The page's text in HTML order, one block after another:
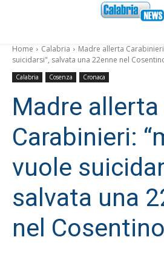
Home Calabria
Madre allerta
suicidarsi", salvata una 22enne nel
Calabria Cosenza Cronaca
Madre allerta
Carabinieri:
vuole
salvata una
nel Cosentino